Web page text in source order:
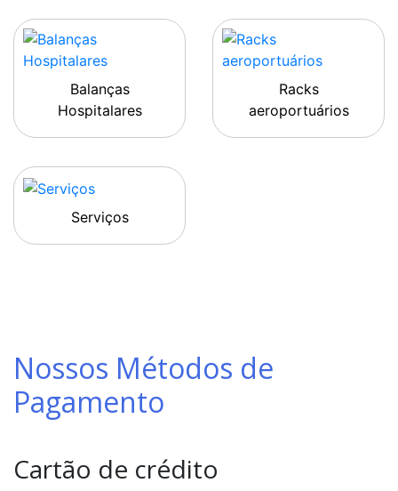
Balanças
Hospitalares
Racks
aeroportuários
Serviços
Nossos Métodos de
Pagamento
Cartão de crédito